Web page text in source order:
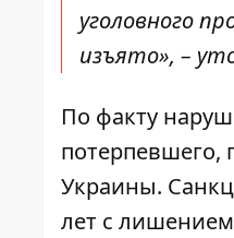
уголовного
изъято», –
По факту
потерпевшего,
Украины.
лет с